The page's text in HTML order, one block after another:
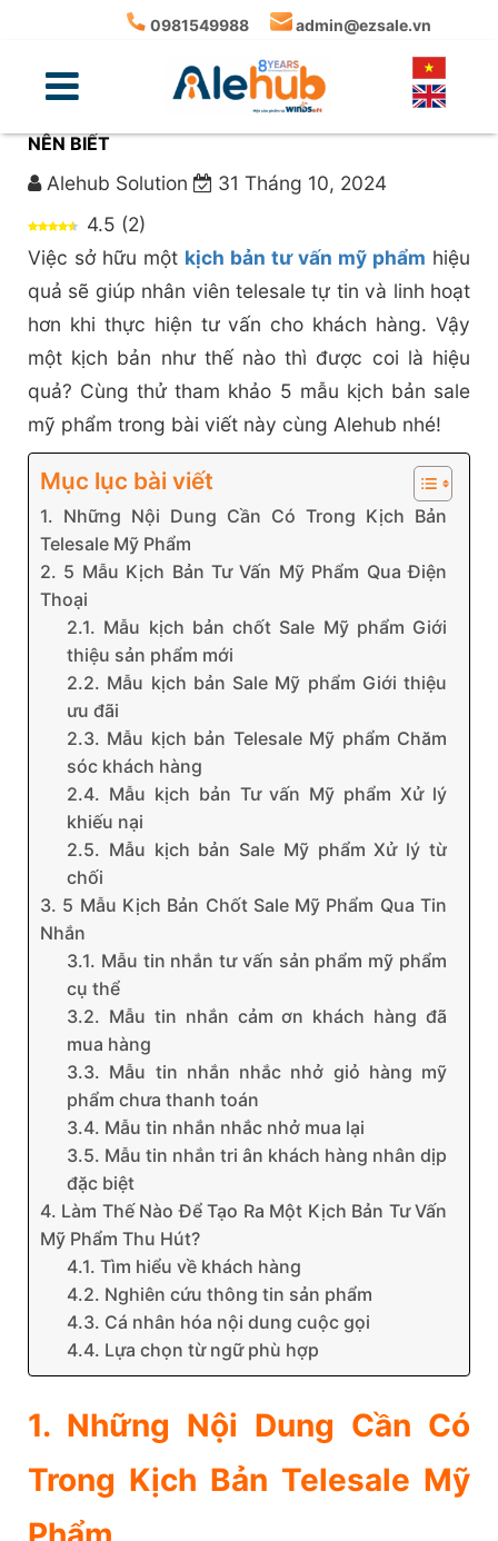
0981549988 admin@ezsale.vn
TOP 10 KỊCH BẢN TƯ VẤN MỸ PHẨM “VÀNG” BẠN
NÊN BIẾT
Alehub Solution
31 Tháng 10, 2024
4.5 (2)
Việc sở hữu một kịch bản tư vấn mỹ phẩm hiệu
quả sẽ giúp nhân viên telesale tự tin và linh hoạt
hơn khi thực hiện tư vấn cho khách hàng. Vậy
một kịch bản như thế nào thì được coi là hiệu
quả? Cùng thử tham khảo 5 mẫu kịch bản sale
mỹ phẩm trong bài viết này cùng Alehub nhé!
Mục lục bài viết
1. Những Nội Dung Cần Có Trong Kịch Bản
Telesale Mỹ Phẩm
2. 5 Mẫu Kịch Bản Tư Vấn Mỹ Phẩm Qua Điện
Thoại
2.1. Mẫu kịch bản chốt Sale Mỹ phẩm Giới
thiệu sản phẩm mới
2.2. Mẫu kịch bản Sale Mỹ phẩm Giới thiệu
ưu đãi
2.3. Mẫu kịch bản Telesale Mỹ phẩm Chăm
sóc khách hàng
2.4. Mẫu kịch bản Tư vấn Mỹ phẩm Xử lý
khiếu nại
2.5. Mẫu kịch bản Sale Mỹ phẩm Xử lý từ
chối
3. 5 Mẫu Kịch Bản Chốt Sale Mỹ Phẩm Qua Tin
Nhắn
3.1. Mẫu tin nhắn tư vấn sản phẩm mỹ phẩm
cụ thể
3.2. Mẫu tin nhắn cảm ơn khách hàng đã
mua hàng
3.3. Mẫu tin nhắn nhắc nhở giỏ hàng mỹ
phẩm chưa thanh toán
3.4. Mẫu tin nhắn nhắc nhở mua lại
3.5. Mẫu tin nhắn tri ân khách hàng nhân dịp
đặc biệt
4. Làm Thế Nào Để Tạo Ra Một Kịch Bản Tư Vấn
Mỹ Phẩm Thu Hút?
4.1. Tìm hiểu về khách hàng
4.2. Nghiên cứu thông tin sản phẩm
4.3. Cá nhân hóa nội dung cuộc gọi
4.4. Lựa chọn từ ngữ phù hợp
1. Những Nội Dung Cần Có
Trong Kịch Bản Telesale Mỹ